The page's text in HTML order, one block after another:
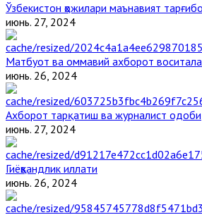
Ўзбекистон ҳожилари маънавият
июнь. 27, 2024
Матбуот ва оммавий ахборот
июнь. 26, 2024
Ахборот тарқатиш ва журналист одоби
июнь. 27, 2024
Гиёҳвандлик иллати
июнь. 26, 2024